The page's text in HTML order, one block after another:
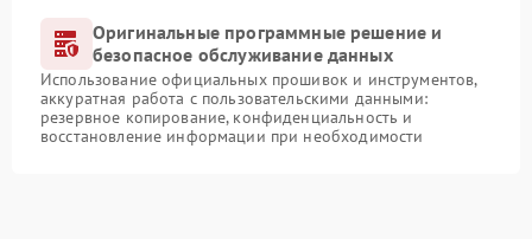
Оригинальные программные решение и
безопасное обслуживание данных
Использование официальных прошивок и инструментов,
аккуратная работа с пользовательскими данными:
резервное копирование, конфиденциальность и
восстановление информации при необходимости